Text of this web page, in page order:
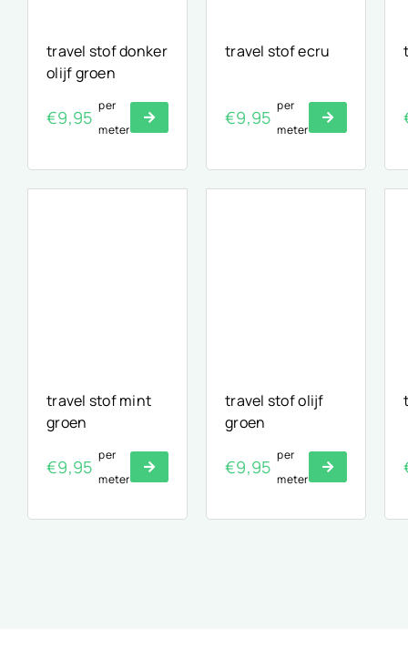
travel stof donker
olijf groen
€9,95
per
meter
travel stof ecru
€9,95
per
meter
travel stof mint
groen
€9,95
per
meter
travel stof olijf
groen
€9,95
per
meter